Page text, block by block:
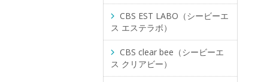
CBS EST LABO（シービーエ
ス エステラボ）
CBS clear bee（シービーエ
ス クリアビー）